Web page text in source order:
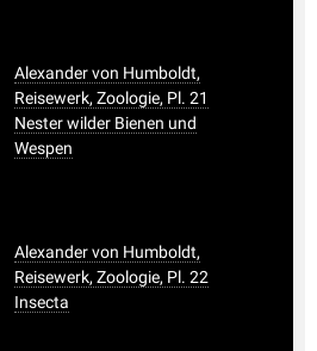
Alexander von Humboldt,
Reisewerk, Zoologie, Pl. 21
Nester wilder Bienen und
Wespen
Alexander von Humboldt,
Reisewerk, Zoologie, Pl. 22
Insecta